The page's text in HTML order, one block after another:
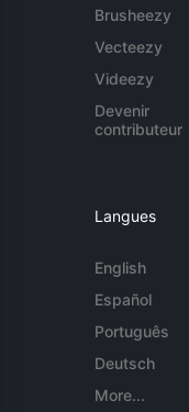
Brusheezy
Vecteezy
Videezy
Devenir
contributeur
Langues
English
Español
Português
Deutsch
More...